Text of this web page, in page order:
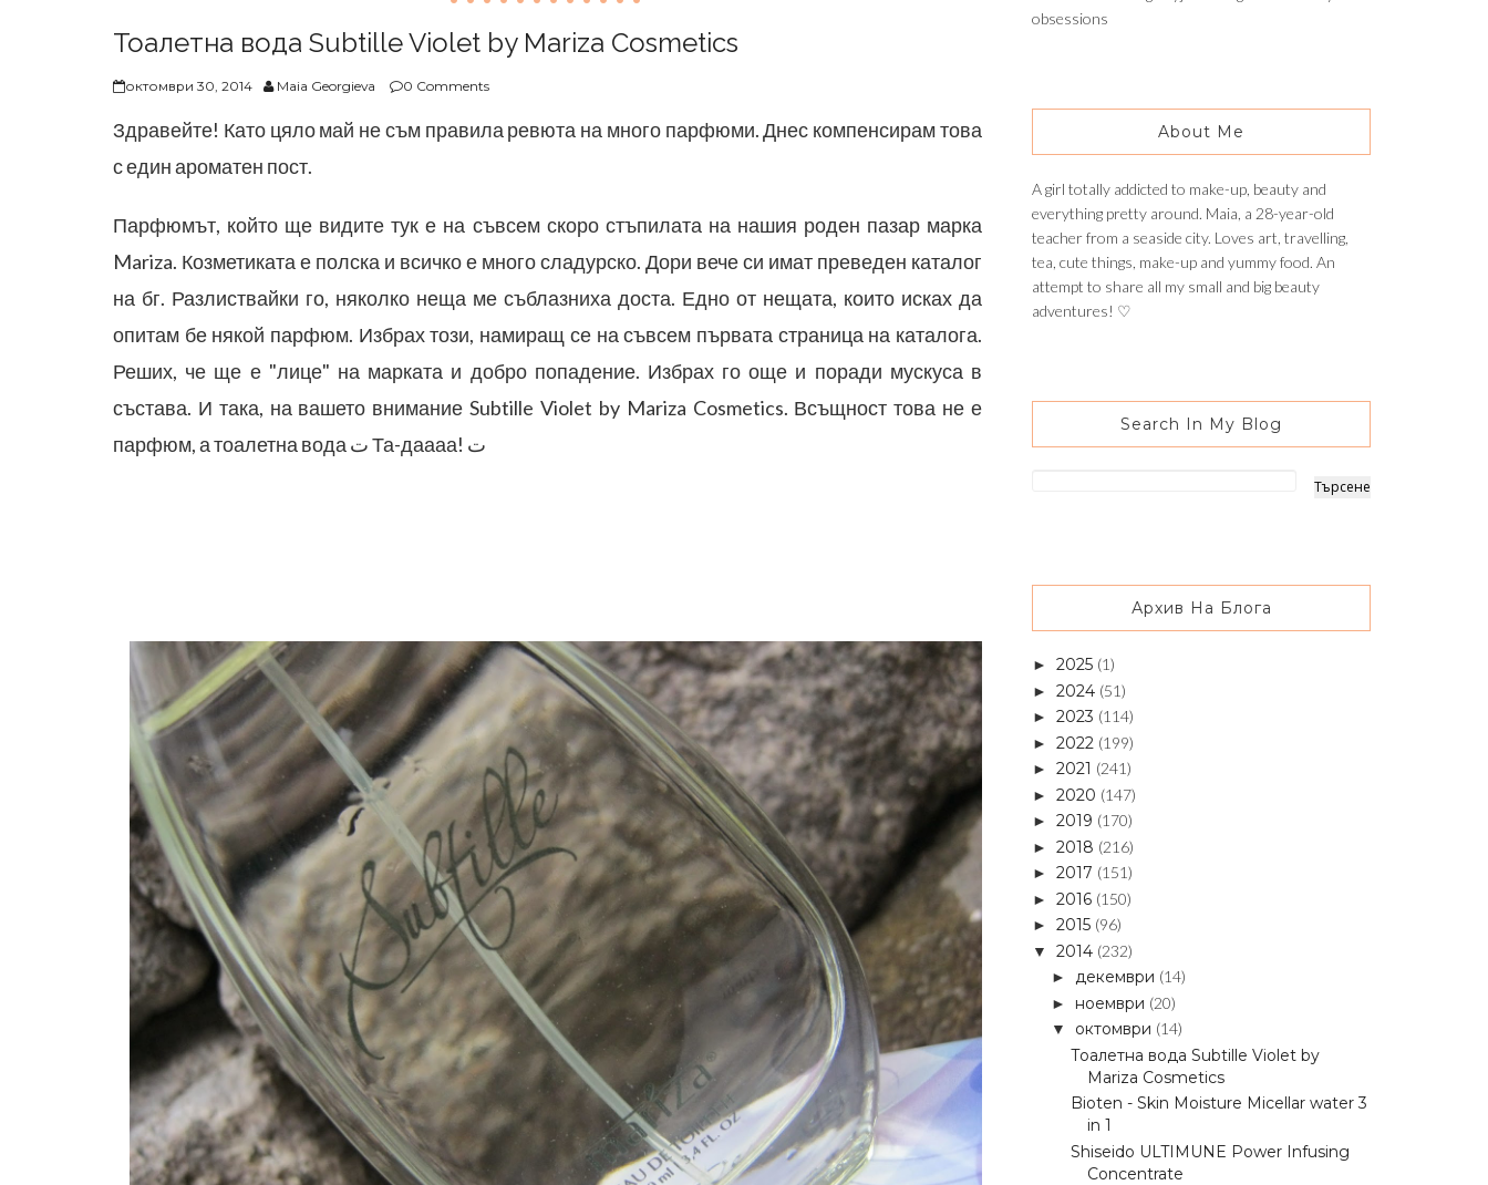
Тоалетна вода Subtille Violet by Mariza Cosmetics
октомври 30, 2014 Maia Georgieva 0 Comments
Здравейте! Като цяло май не съм правила ревюта на много парфюми. Днес компенсирам това
с един ароматен пост.
Парфюмът, който ще видите тук е на съвсем скоро стъпилата на нашия роден пазар марка
Mariza. Козметиката е полска и всичко е много сладурско. Дори вече си имат преведен каталог
на бг. Разлиствайки го, няколко неща ме съблазниха доста. Едно от нещата, които исках да
опитам бе някой парфюм. Избрах този, намиращ се на съвсем първата страница на каталога.
Реших, че ще е "лице" на марката и добро попадение. Избрах го още и поради мускуса в
състава. И така, на вашето внимание Subtille Violet by Mariza Cosmetics. Всъщност това не е
парфюм, а тоалетна вода ت Та-даааа! ت
obsessions
About Me
A girl totally addicted to make-up, beauty and
everything pretty around. Maia, a 28-year-old
teacher from a seaside city. Loves art, travelling,
tea, cute things, make-up and yummy food. An
attempt to share all my small and big beauty
adventures! ♡
Search In My Blog
Архив На Блога
► 2025 (1)
► 2024 (51)
► 2023 (114)
► 2022 (199)
► 2021 (241)
► 2020 (147)
► 2019 (170)
► 2018 (216)
► 2017 (151)
► 2016 (150)
► 2015 (96)
▼ 2014 (232)
► декември (14)
► ноември (20)
▼ октомври (14)
Тоалетна вода Subtille Violet by
Mariza Cosmetics
Bioten - Skin Moisture Micellar water 3
in 1
Shiseido ULTIMUNE Power Infusing
Concentrate